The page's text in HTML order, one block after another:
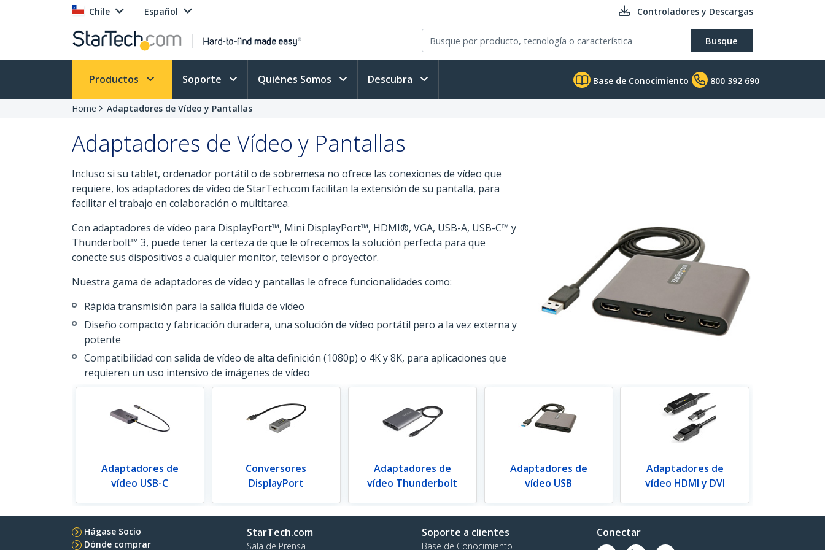
Chile Español Controladores y Descargas
Busque
Productos Soporte Quiénes Somos Descubra Base de Conocimiento 800 392 690
Home Adaptadores de Vídeo y Pantallas
Adaptadores de Vídeo y Pantallas
Incluso si su tablet, ordenador portátil o de sobremesa no ofrece las conexiones de vídeo que
requiere, los adaptadores de vídeo de StarTech.com facilitan la extensión de su pantalla, para
facilitar el trabajo en colaboración o multitarea.
Con adaptadores de vídeo para DisplayPort™, Mini DisplayPort™, HDMI®, VGA, USB-A, USB-C™ y
Thunderbolt™ 3, puede tener la certeza de que le ofrecemos la solución perfecta para que
conecte sus dispositivos a cualquier monitor, televisor o proyector.
Nuestra gama de adaptadores de vídeo y pantallas le ofrece funcionalidades como:
Rápida transmisión para la salida fluida de vídeo
Diseño compacto y fabricación duradera, una solución de vídeo portátil pero a la vez externa y
potente
Compatibilidad con salida de vídeo de alta definición (1080p) o 4K y 8K, para aplicaciones que
requieren un uso intensivo de imágenes de vídeo
Adaptadores de
vídeo USB-C
Conversores
DisplayPort
Adaptadores de
vídeo Thunderbolt
Adaptadores de
vídeo USB
Adaptadores de
vídeo HDMI y DVI
Hágase Socio
Dónde comprar
StarTech.com
Sala de Prensa
Soporte a clientes
Base de Conocimiento
Conectar